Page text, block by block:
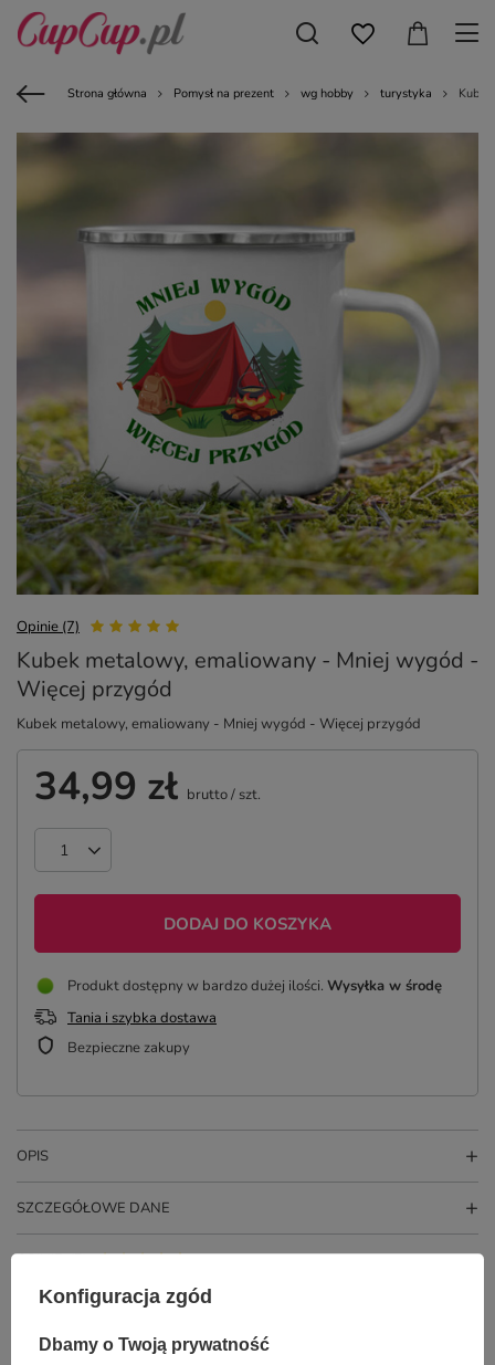
Strona główna Pomysł na prezent wg hobby turystyka
Opinie (7)
Kubek metalowy, emaliowany - Mniej wygód -
Więcej przygód
Kubek metalowy, emaliowany - Mniej wygód - Więcej przygód
34,99 zł brutto/ szt.
DODAJ DO KOSZYKA
Produkt dostępny w bardzo dużej ilości Wysyłka w środę
Tania i szybka dostawa
Bezpieczne zakupy
OPIS
SZCZEGÓŁOWE DANE
OPINIE (7)
Potrzebujesz pomocy? Masz pytania?
Konfiguracja zgód
Dbamy o Twoją prywatność